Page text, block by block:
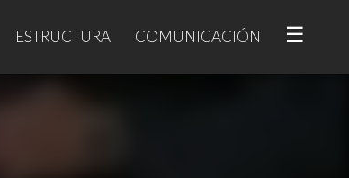
ESTRUCTURA COMUNICACIÓN ☰